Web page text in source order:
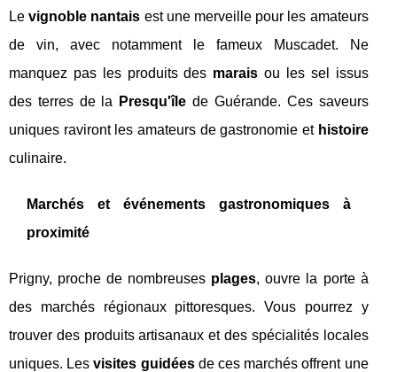
Levignoble nantais est une merveille pour les amateurs
de vin, avec notamment le fameux Muscadet. Ne
manquez pas les produits des marais ou les sel issus
des terres de la
Presqu'île de Guérande. Ces saveurs
uniques raviront les amateurs de gastronomie et histoire
culinaire.
Marchés et événements gastronomiques à
proximité
Prigny, proche de nombreuses plages, ouvre la porte à
des marchés régionaux pittoresques. Vous pourrez y
trouver des produits artisanaux et des spécialités locales
uniques. Lesvisites guidéesde ces marchés offrent une